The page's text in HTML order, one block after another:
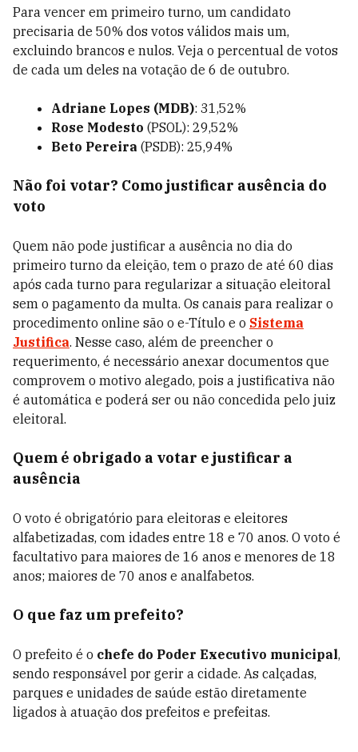
Para vencer em primeiro turno, um candidato
precisaria de 50% dos votos válidos mais um,
excluindo brancos e nulos. Veja o percentual de votos
de cada um deles na votação de 6 de outubro.
Adriane Lopes (MDB): 31,52%
Rose Modesto (PSOL): 29,52%
Beto Pereira (PSDB): 25,94%
Não foi votar? Como justificar ausência do
voto
Quem não pode justificar a ausência no dia do
primeiro turno da eleição, tem o prazo de até 60 dias
após cada turno para regularizar a situação eleitoral
sem o pagamento da multa. Os canais para realizar o
procedimento online são o e-Título e o Sistema
Justifica. Nesse caso, além de preencher o
requerimento, é necessário anexar documentos que
comprovem o motivo alegado, pois a justificativa não
é automática e poderá ser ou não concedida pelo juiz
eleitoral.
Quem é obrigado a votar e justificar a
ausência
O voto é obrigatório para eleitoras e eleitores
alfabetizadas, com idades entre 18 e 70 anos. O voto é
facultativo para maiores de 16 anos e menores de 18
anos; maiores de 70 anos e analfabetos.
O que faz um prefeito?
O prefeito é o chefe do Poder Executivo municipal,
sendo responsável por gerir a cidade. As calçadas,
parques e unidades de saúde estão diretamente
ligados à atuação dos prefeitos e prefeitas.